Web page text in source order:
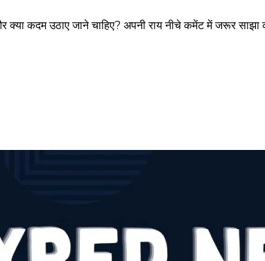
कदम उठाए जाने चाहिए? अपनी राय नीचे कमेंट में जरूर साझा